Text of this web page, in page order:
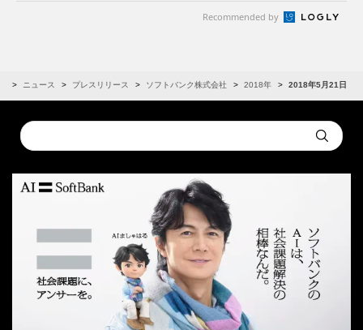
Recommended by
ニュース プレスリリース ソフトバンク株式会社 2018年 2018年5月21日
Conduct
a
Submit